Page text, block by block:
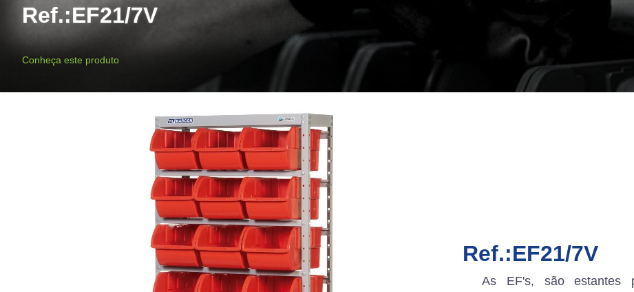
Ref.:EF21/7V
Conheça este produto
Ref.:EF21/7V
As EF's, são estantes